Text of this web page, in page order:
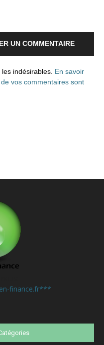
UN COMMENTAIRE
indésirables. En savoir
vos commentaires sont
finance.fr***